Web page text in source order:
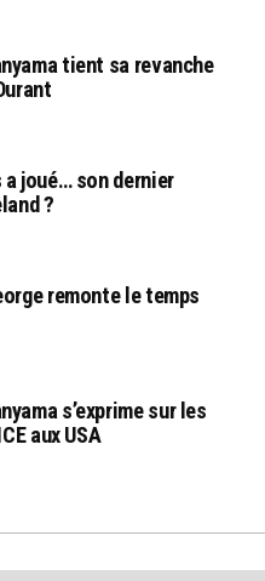
tient sa revanche
a joué… son dernier
?
remonte le temps
s’exprime sur les
aux USA